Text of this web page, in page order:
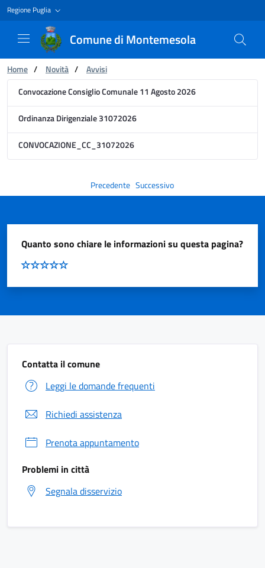
Regione Puglia
Comune di Montemesola
Ti trovi in:
Home / Novità / Avvisi
Avviso
Convocazione Consiglio Comunale 11 Agosto 2026
Ordinanza Dirigenziale 31072026
CONVOCAZIONE_CC_31072026
Precedente Successivo
Quanto sono chiare le informazioni su questa pagina?
Contatta il comune
Leggi le domande frequenti
Richiedi assistenza
Prenota appuntamento
Problemi in città
Segnala disservizio